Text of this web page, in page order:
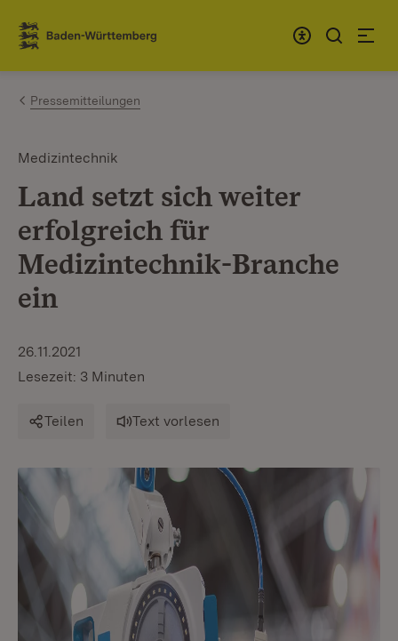
Zum Inhalt springen
Link zur Startseite
Pressemitteilungen
Medizintechnik
Land setzt sich weiter
erfolgreich für
Medizintechnik-Branche
ein
26.11.2021
Lesezeit: 3 Minuten
Teilen Text vorlesen